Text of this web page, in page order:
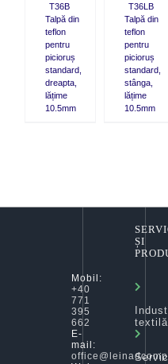
T36B
Talpă din
teflon
pentru
picioruș
standard,
dreapta,
lățime
10.5mm
T36LB
Talpă din
teflon
pentru
picioruș
standard,
stânga,
lățime
10.5mm
Mobil:
+40
771
395
662
E-
mail:
ȘI
textilă